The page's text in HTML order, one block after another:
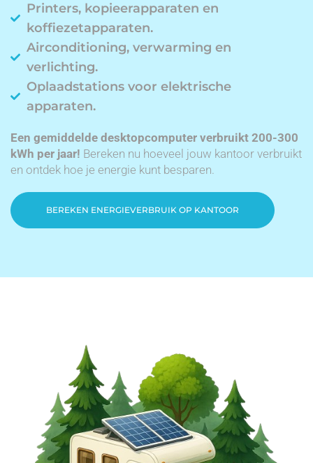
Printers, kopieerapparaten en
koffiezetapparaten.
Airconditioning, verwarming en
verlichting.
Oplaadstations voor elektrische
apparaten.
Een gemiddelde desktopcomputer verbruikt 200-300
kWh per jaar! Bereken nu hoeveel jouw kantoor verbruikt
en ontdek hoe je energie kunt besparen.
BEREKEN ENERGIEVERBRUIK OP KANTOOR